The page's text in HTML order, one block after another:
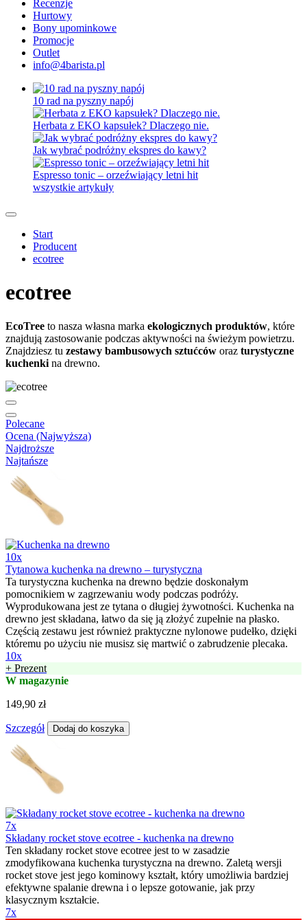
Recenzje
Hurtowy
Bony upominkowe
Promocje
Outlet
info@4barista.pl
10 rad na pyszny napój
Herbata z EKO kapsułek? Dlaczego nie.
Jak wybrać podróżny ekspres do kawy?
Espresso tonic – orzeźwiający letni hit
wszystkie artykuły
Start
Producent
ecotree
ecotree
EcoTree to nasza własna marka ekologicznych produktów, które
znajdują zastosowanie podczas aktywności na świeżym powietrzu.
Znajdziesz tu zestawy bambusowych sztućców oraz turystyczne
kuchenki na drewno.
Polecane
Ocena (Najwyższa)
Najdroższe
Najtańsze
10x
Tytanowa kuchenka na drewno – turystyczna
Ta turystyczna kuchenka na drewno będzie doskonałym
pomocnikiem w zagrzewaniu wody podczas podróży.
Wyprodukowana jest ze tytana o długiej żywotności. Kuchenka na
drewno jest składana, łatwo da się ją złożyć zupełnie na płasko.
Częścią zestawu jest również praktyczne nylonowe pudełko, dzięki
któremu po użyciu nie musisz się martwić o zabrudzenie plecaka.
10x
+ Prezent
W magazynie
149,90 zł
Szczegół Dodaj do koszyka
7x
Składany rocket stove ecotree - kuchenka na drewno
Ten składany rocket stove ecotree jest to w zasadzie
zmodyfikowana kuchenka turystyczna na drewno. Zaletą wersji
rocket stove jest jego kominowy kształt, który umożliwia bardziej
efektywne spalanie drewna i o lepsze gotowanie, jak przy
klasycznym kształcie.
7x